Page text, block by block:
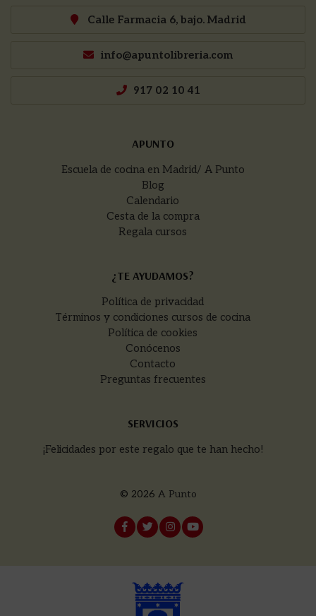
Calle Farmacia 6, bajo. Madrid
info@apuntolibreria.com
917 02 10 41
APUNTO
Escuela de cocina en Madrid/ A Punto
Blog
Calendario
Cesta de la compra
Regala cursos
¿TE AYUDAMOS?
Política de privacidad
Términos y condiciones cursos de cocina
Política de cookies
Conócenos
Contacto
Preguntas frecuentes
SERVICIOS
¡Felicidades por este regalo que te han hecho!
© 2026 A Punto